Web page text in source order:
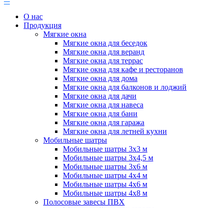
О нас
Продукция
Мягкие окна
Мягкие окна для беседок
Мягкие окна для веранд
Мягкие окна для террас
Мягкие окна для кафе и ресторанов
Мягкие окна для дома
Мягкие окна для балконов и лоджий
Мягкие окна для дачи
Мягкие окна для навеса
Мягкие окна для бани
Мягкие окна для гаража
Мягкие окна для летней кухни
Мобильные шатры
Мобильные шатры 3х3 м
Мобильные шатры 3х4,5 м
Мобильные шатры 3х6 м
Мобильные шатры 4х4 м
Мобильные шатры 4х6 м
Мобильные шатры 4х8 м
Полосовые завесы ПВХ